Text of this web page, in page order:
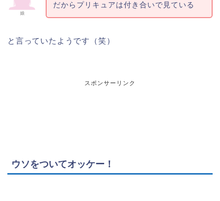
娘
だからプリキュアは付き合いで見ている
と言っていたようです（笑）
スポンサーリンク
ウソをついてオッケー！